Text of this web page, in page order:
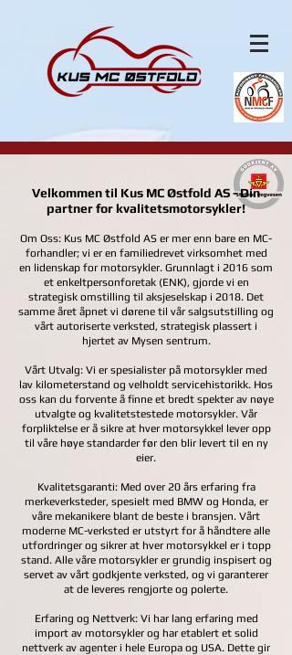
Velkommen til Kus MC Østfold AS - Din
partner for kvalitetsmotorsykler!
Om Oss: Kus MC Østfold AS er mer enn bare en MC-
forhandler; vi er en familiedrevet virksomhet med
en lidenskap for motorsykler. Grunnlagt i 2016 som
et enkeltpersonforetak (ENK), gjorde vi en
strategisk omstilling til aksjeselskap i 2018. Det
samme året åpnet vi dørene til vår salgsutstilling og
vårt autoriserte verksted, strategisk plassert i
hjertet av Mysen sentrum.
Vårt Utvalg: Vi er spesialister på motorsykler med
lav kilometerstand og velholdt servicehistorikk. Hos
oss kan du forvente å finne et bredt spekter av nøye
utvalgte og kvalitetstestede motorsykler. Vår
forpliktelse er å sikre at hver motorsykkel lever opp
til våre høye standarder før den blir levert til en ny
eier.
Kvalitetsgaranti: Med over 20 års erfaring fra
merkeverksteder, spesielt med BMW og Honda, er
våre mekanikere blant de beste i bransjen. Vårt
moderne MC-verksted er utstyrt for å håndtere alle
utfordringer og sikrer at hver motorsykkel er i topp
stand. Alle våre motorsykler er grundig inspisert og
servet av vårt godkjente verksted, og vi garanterer
at de leveres rengjorte og polerte.
Erfaring og Nettverk: Vi har lang erfaring med
import av motorsykler og har etablert et solid
nettverk av agenter i hele Europa og USA. Dette gir